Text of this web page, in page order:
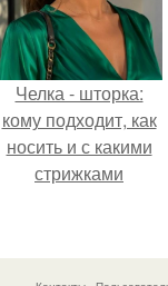
Челка - шторка:
кому подходит, как
носить и с какими
стрижками